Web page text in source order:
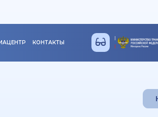
КОНТАКТЫ